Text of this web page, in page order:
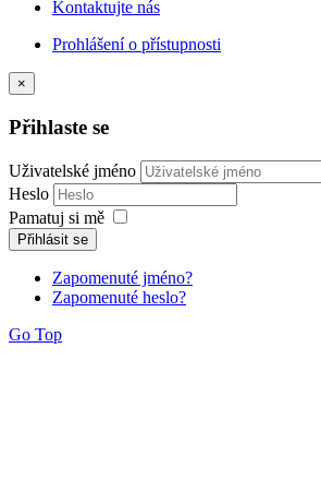
Kontaktujte nás
Prohlášení o přístupnosti
×
Přihlaste se
Uživatelské jméno
Heslo
Pamatuj si mě
Přihlásit se
Zapomenuté jméno?
Zapomenuté heslo?
Go Top